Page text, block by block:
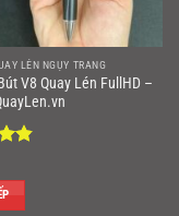
LÉN NGỤY TRANG
V8 Quay Lén FullHD –